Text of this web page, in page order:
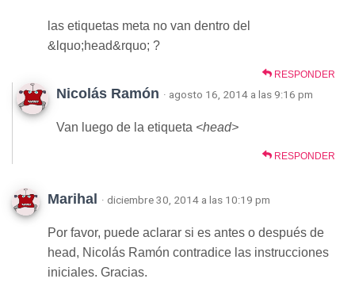
las etiquetas meta no van dentro del
&lquo;head&rquo; ?
RESPONDER
Nicolás Ramón · agosto 16, 2014 a las 9:16 pm
Van luego de la etiqueta <head>
RESPONDER
Marihal · diciembre 30, 2014 a las 10:19 pm
Por favor, puede aclarar si es antes o después de
head, Nicolás Ramón contradice las instrucciones
iniciales. Gracias.